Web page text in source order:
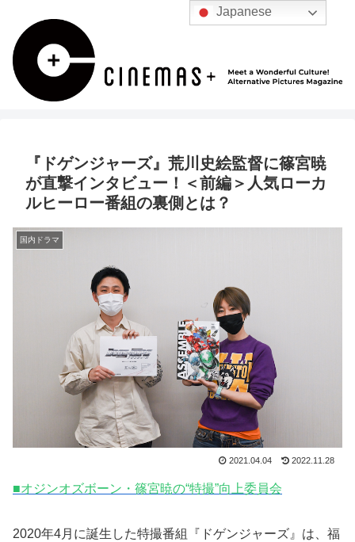
『ドゲンジャーズ』荒川史絵監督に篠宮暁
が直撃インタビュー！＜前編＞人気ローカ
ルヒーロー番組の裏側とは？
国内ドラマ
2021.04.04 2022.11.28
■オジンオズボーン・篠宮暁の“特撮”向上委員会
2020年4月に誕生した特撮番組『ドゲンジャーズ』は、福
Japanese